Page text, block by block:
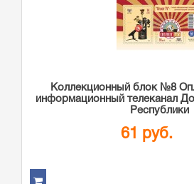
Коллекционный блок №8
информационный телеканал
Республики
61 руб.